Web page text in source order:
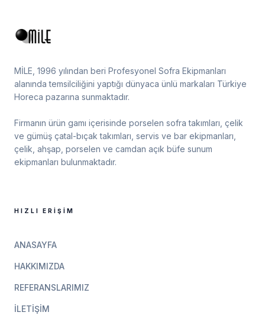
MİLE, 1996 yılından beri Profesyonel Sofra Ekipmanları
alanında temsilciliğini yaptığı dünyaca ünlü markaları Türkiye
Horeca pazarına sunmaktadır.
Firmanın ürün gamı içerisinde porselen sofra takımları, çelik
ve gümüş çatal-bıçak takımları, servis ve bar ekipmanları,
çelik, ahşap, porselen ve camdan açık büfe sunum
ekipmanları bulunmaktadır.
HIZLI ERIŞIM
ANASAYFA
HAKKIMIZDA
REFERANSLARIMIZ
İLETIŞIM